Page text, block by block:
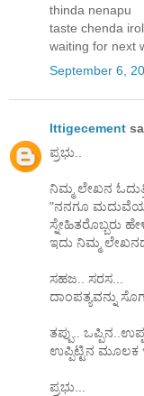
thinda nenapu
taste chenda
waiting for next
September 6,
Ittigecement
ಪ್ರಭು..
ನಿಮ್ಮ ಲೇಖನ
"ನನಗೂ
ಸ್ನೇಹಿತರೊಬ್ಬರು
ಇದು ನಿಮ್ಮ
ಸಹಜ.. ಸರಸ...
ದಾಂಪತ್ಯವನ್ನು
ತಪ್ಪು..
ಉಪ್ಪಿಟ್ಟಿನ ಮೂಲಕ
ಪ್ರಭು...